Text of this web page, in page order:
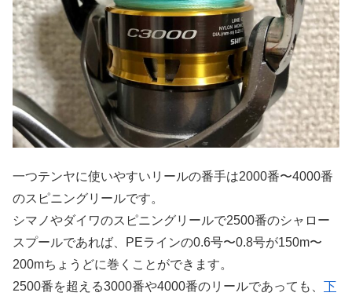
一つテンヤに使いやすいリールの番手は2000番〜4000番
のスピニングリールです。
シマノやダイワのスピニングリールで2500番のシャロー
スプールであれば、PEラインの0.6号〜0.8号が150m〜
200mちょうどに巻くことができます。
2500番を超える3000番や4000番のリールであっても、 下